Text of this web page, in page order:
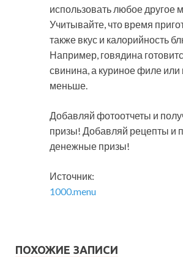
использовать любое другое
Учитывайте, что время
также вкус и калорийность
Например, говядина
свинина, а куриное филе или
меньше.
Добавляй фотоотчеты и
призы! Добавляй рецепты и
денежные призы!
Источник:
1000.menu
ПОХОЖИЕ ЗАПИСИ